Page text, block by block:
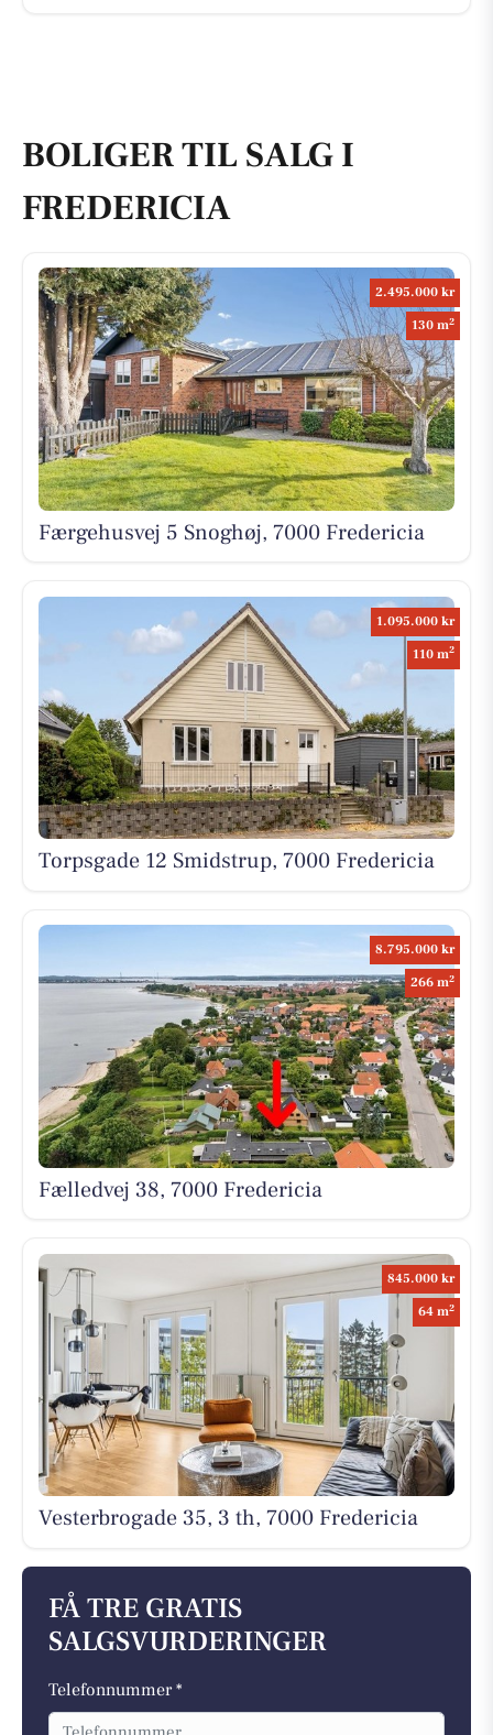
BOLIGER TIL SALG I
FREDERICIA
2.495.000 kr
130 m2
Færgehusvej 5 Snoghøj, 7000 Fredericia
1.095.000 kr
110 m2
Torpsgade 12 Smidstrup, 7000 Fredericia
8.795.000 kr
266 m2
Fælledvej 38, 7000 Fredericia
845.000 kr
64 m2
Vesterbrogade 35, 3 th, 7000 Fredericia
FÅ TRE GRATIS
SALGSVURDERINGER
Telefonnummer *